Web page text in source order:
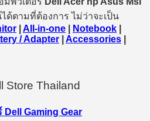
ตามที่ต้องการ ไม่ว่าจะเป็น
All-in-one Notebook
/ Adapter Accessories
Thailand
Dell Gaming Gear